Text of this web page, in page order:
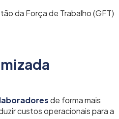
da Força de Trabalho (GFT)
de forma mais
custos operacionais para a